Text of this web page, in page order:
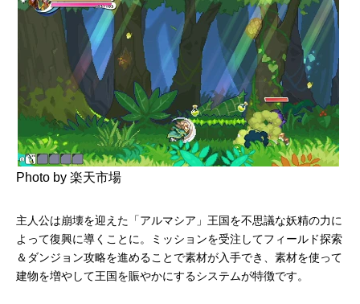
Photo by 楽天市場
主人公は崩壊を迎えた「アルマシア」王国を不思議な妖精の力に
よって復興に導くことに。ミッションを受注してフィールド探索
＆ダンジョン攻略を進めることで素材が入手でき、素材を使って
建物を増やして王国を賑やかにするシステムが特徴です。